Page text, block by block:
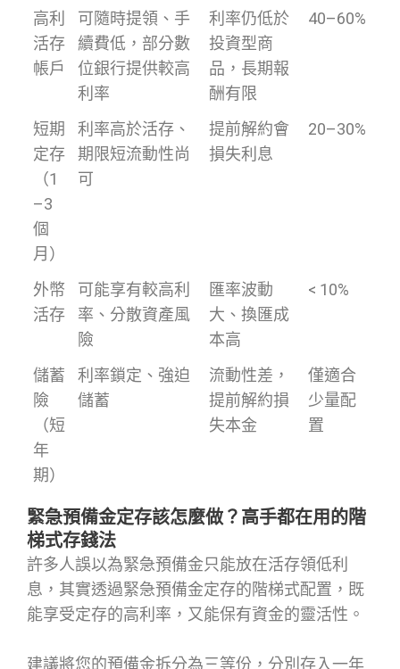
高利
活存
帳戶
可隨時提領、手
續費低，部分數
位銀行提供較高
利率
利率仍低於
投資型商
品，長期報
酬有限
40–60%
短期
定存
（1
–3
個
月）
利率高於活存、
期限短流動性尚
可
提前解約會
損失利息
20–30%
外幣
活存
可能享有較高利
率、分散資產風
險
匯率波動
大、換匯成
本高
< 10%
儲蓄
險
（短
年
期）
利率鎖定、強迫
儲蓄
流動性差，
提前解約損
失本金
僅適合
少量配
置
緊急預備金定存該怎麼做？高手都在用的階
梯式存錢法
許多人誤以為緊急預備金只能放在活存領低利
息，其實透過緊急預備金定存的階梯式配置，既
能享受定存的高利率，又能保有資金的靈活性。
建議將您的預備金拆分為三等份，分別存入一年